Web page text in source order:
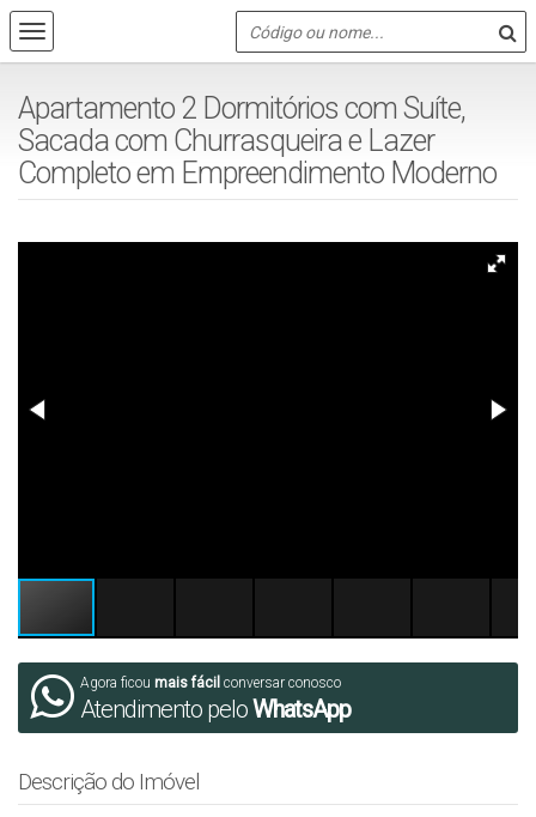
Apartamento 2 Dormitórios com Suíte,
Sacada com Churrasqueira e Lazer
Completo em Empreendimento Moderno
Agora ficou mais fácil conversar conosco
Atendimento peloWhatsApp
Descrição do Imóvel